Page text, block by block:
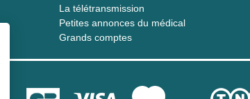
La télétransmission
Petites annonces du médical
Grands comptes